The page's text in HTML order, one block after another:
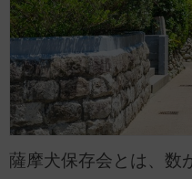
薩摩犬保存会とは、数